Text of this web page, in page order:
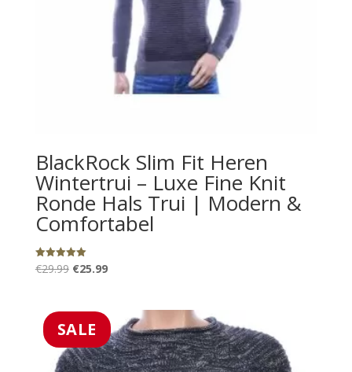
BlackRock Slim Fit Heren
Wintertrui – Luxe Fine Knit
Ronde Hals Trui | Modern &
Comfortabel
Gewaardeerd
5.00
€29.99 Oorspronkelijke
€29.99.
€25.99Huidige
€25.99.
SALE